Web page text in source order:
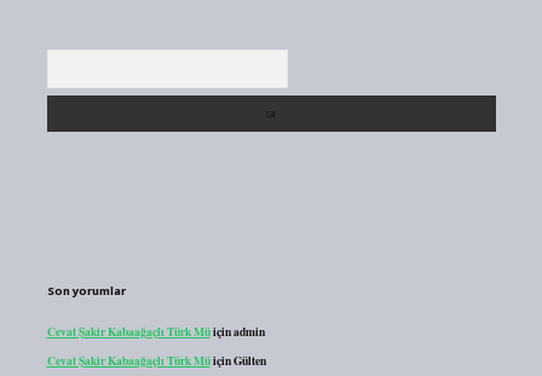
Son yorumlar
Cevat Şakir Kabaağaçlı Türk Müiçinadmin
Cevat Şakir Kabaağaçlı Türk MüiçinGülten